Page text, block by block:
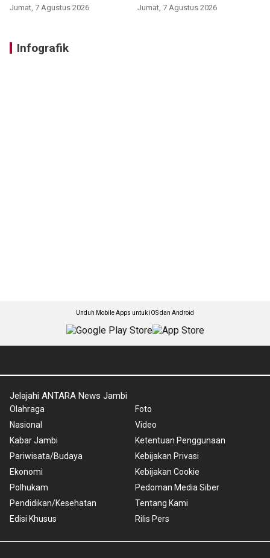
Jumat, 7 Agustus 2026 Jumat, 7 Agustus 2026
Infografik
Unduh Mobile Apps untuk iOS dan Android
Jelajahi ANTARA News Jambi
Olahraga
Nasional
Kabar Jambi
Pariwisata/Budaya
Ekonomi
Polhukam
Pendidikan/Kesehatan
Edisi Khusus
Foto
Video
Ketentuan Penggunaan
Kebijakan Privasi
Kebijakan Cookie
Pedoman Media Siber
Tentang Kami
Rilis Pers